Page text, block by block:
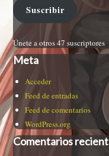
Suscribir
Únete a otros 47 suscriptores
Meta
Acceder
Feed de entradas
Feed de comentarios
WordPress.org
Comentarios